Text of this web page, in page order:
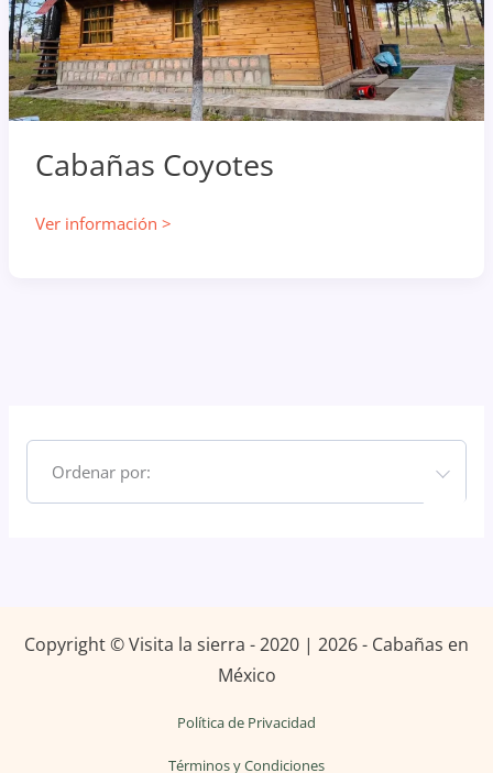
Ordenar por:
Cabañas Coyotes
Cabañas
Ver información >
Copyright © Visita la sierra - 2020 | 2026 - Cabañas en
México
Política de Privacidad
Términos y Condiciones